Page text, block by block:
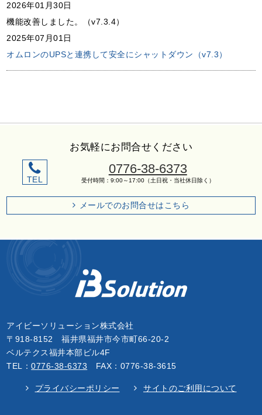
2026年01月30日
機能改善しました。（v7.3.4）
2025年07月01日
オムロンのUPSと連携して安全にシャットダウン（v7.3）
お気軽にお問合せください
TEL
0776-38-6373
受付時間：9:00～17:00（土日祝・当社休日除く）
メールでのお問合せはこちら
アイビーソリューション株式会社
〒918-8152 福井県福井市今市町66-20-2
ベルテクス福井本部ビル4F
TEL：0776-38-6373 FAX：0776-38-3615
プライバシーポリシー サイトのご利用について